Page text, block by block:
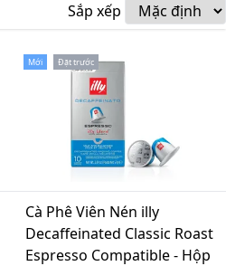
Sắp xếp
Mới Đặt trước
Cà Phê Viên Nén illy
Decaffeinated Classic Roast
Espresso Compatible - Hộp